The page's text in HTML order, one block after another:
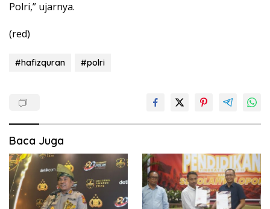
Polri,” ujarnya.
(red)
#hafizquran #polri
Baca Juga